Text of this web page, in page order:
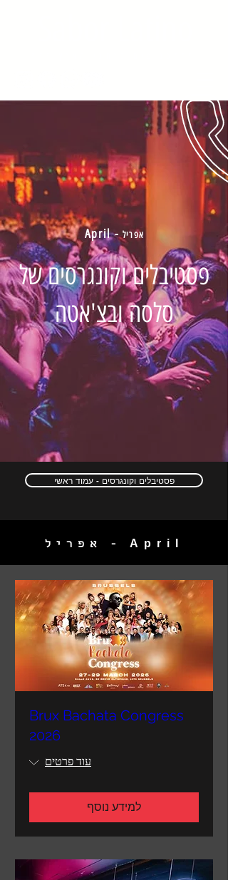
​אפריל- April
פסטיבלים וקונגרסים של
סלסה ובצ'אטה
פסטיבלים וקונגרסים - עמוד ראשי
אפריל - April
Brux Bachata Congress
2026
עוד פרטים
למידע נוסף